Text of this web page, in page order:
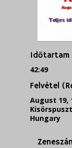
Időtartam
42:49
Felvétel
August 19,
Hungary